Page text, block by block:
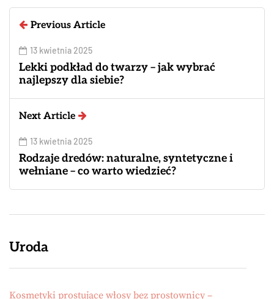
Previous Article
13 kwietnia 2025
Lekki podkład do twarzy – jak wybrać
najlepszy dla siebie?
Next Article
13 kwietnia 2025
Rodzaje dredów: naturalne, syntetyczne i
wełniane – co warto wiedzieć?
Uroda
Kosmetyki prostujące włosy bez prostownicy –